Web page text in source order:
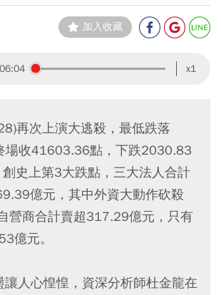
加入收藏
x1
再次上演大逃殺，最低跌落
場收41603.36點，下跌2030.83
史上第3大跌點，三大法人合計
億元，其中外資大動作砍殺
營商合計賣超317.29億元，只有
億元。
讓人心惶惶，資深分析師杜金龍在